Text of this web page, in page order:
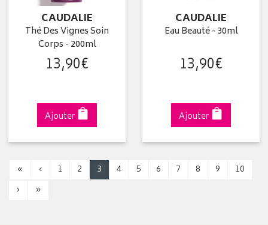
CAUDALIE
Thé Des Vignes Soin
Corps - 200ml
13,90€
Ajouter
CAUDALIE
Eau Beauté - 30ml
13,90€
Ajouter
« ‹ 1 2 3 4 5 6 7 8 9
10
›
»